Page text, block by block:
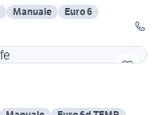
Manuale
Euro 6